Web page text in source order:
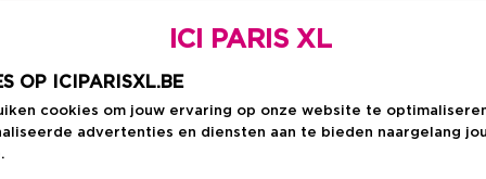
ICI PARIS XL
OP ICIPARISXL.BE
cookies om jouw ervaring op onze website te
advertenties en diensten aan te bieden naargelang